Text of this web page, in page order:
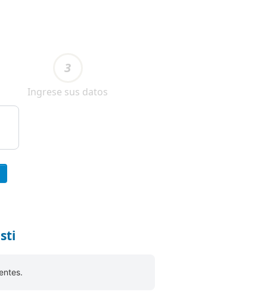
3
Ingrese sus datos